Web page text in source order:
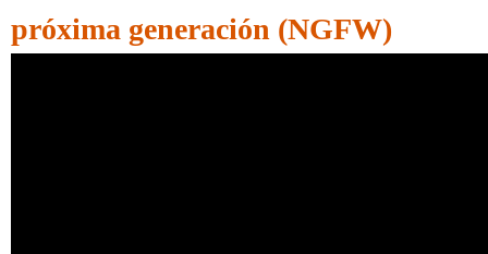
próxima generación (NGFW)